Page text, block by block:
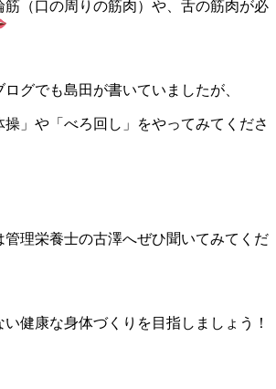
筋（口の周りの筋肉）や、舌の筋肉が必
グでも島田が書いていましたが、
」や「べろ回し」をやってみてくださ
管理栄養士の古澤へぜひ聞いてみてくだ
健康な身体づくりを目指しましょう！